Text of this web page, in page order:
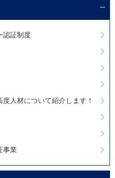
認証制度
人材について紹介します！
事業